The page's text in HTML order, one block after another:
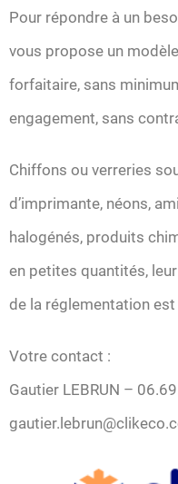
Pour répondre à un
vous propose un
forfaitaire, sans
engagement, sans
Chiffons ou verreries
d’imprimante, néons,
halogénés, produits
en petites quantités,
de la réglementation
Votre contact :
Gautier LEBRUN –